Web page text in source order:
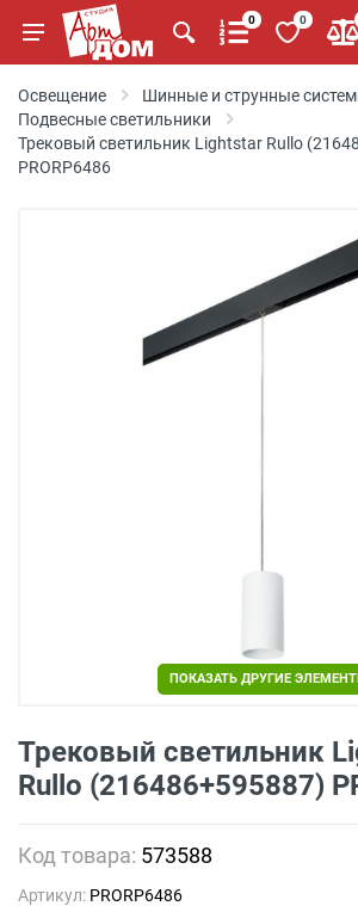
0 0
Освещение
Шинные и струнные
Подвесные светильники
Трековый светильник Lightstar Rullo
PRORP6486
ПОКАЗАТЬ ДРУГИЕ
Трековый светильник
Rullo (216486+595887)
Код товара: 573588
Артикул: PRORP6486